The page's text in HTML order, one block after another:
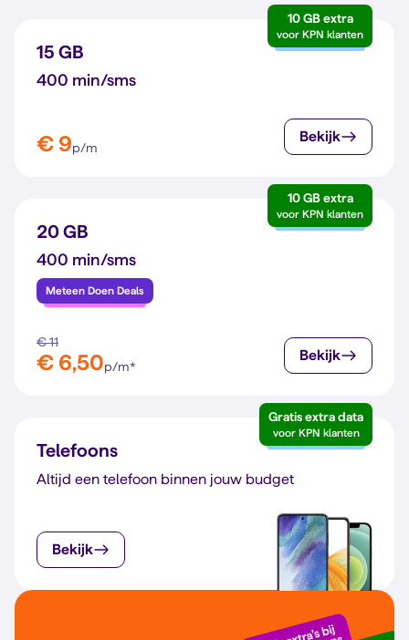
10 GB extra
voor KPN klanten
15 GB
400 min/sms
€ 9p/m
Bekijk
10 GB extra
voor KPN klanten
20 GB
400 min/sms
Meteen Doen Deals
€ 11
€ 6,50p/m*
Bekijk
Gratis extra data
voor KPN klanten
Telefoons
Altijd een telefoon binnen jouw budget
Bekijk